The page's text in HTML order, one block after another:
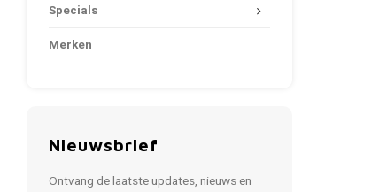
Specials
Merken
Nieuwsbrief
Ontvang de laatste updates, nieuws en